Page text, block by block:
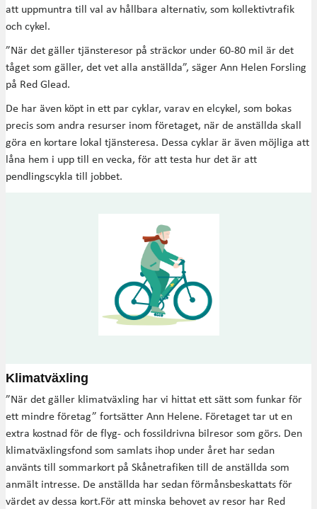
att uppmuntra till val av hållbara alternativ, som kollektivtrafik
och cykel.
”När det gäller tjänsteresor på sträckor under 60-80 mil är det
tåget som gäller, det vet alla anställda”, säger Ann Helen Forsling
på Red Glead.
De har även köpt in ett par cyklar, varav en elcykel, som bokas
precis som andra resurser inom företaget, när de anställda skall
göra en kortare lokal tjänsteresa. Dessa cyklar är även möjliga att
låna hem i upp till en vecka, för att testa hur det är att
pendlingscykla till jobbet.
Klimatväxling
”När det gäller klimatväxling har vi hittat ett sätt som funkar för
ett mindre företag” fortsätter Ann Helene. Företaget tar ut en
extra kostnad för de flyg- och fossildrivna bilresor som görs. Den
klimatväxlingsfond som samlats ihop under året har sedan
använts till sommarkort på Skånetrafiken till de anställda som
anmält intresse. De anställda har sedan förmånsbeskattats för
värdet av dessa kort.För att minska behovet av resor har Red